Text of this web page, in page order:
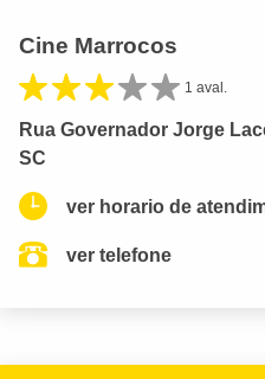
Cine Marrocos
1 aval.
Rua Governador Jorge
SC
ver horario de
ver telefone